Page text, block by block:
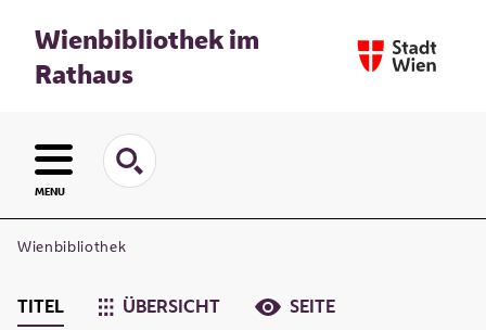
Wienbibliothek im
Rathaus
MENU
Wienbibliothek
TITEL ÜBERSICHT SEITE